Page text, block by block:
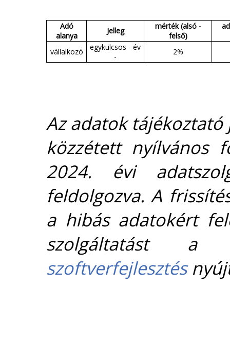
Adó
alanya
Jelleg
mérték (alsó -
felső)
vállalkozó
egykulcsos - év
-
2%
Az adatok
közzétett nyílvános
2024. évi
feldolgozva. A
a hibás adatokért
szolgáltatást
szoftverfejlesztés